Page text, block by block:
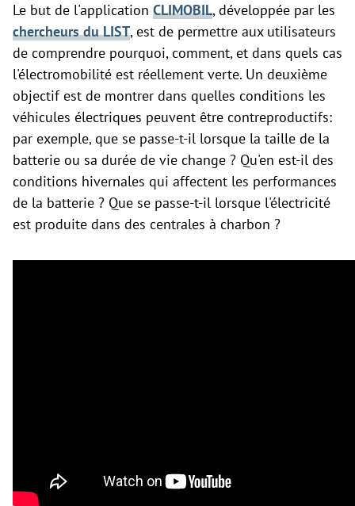
Le but de l'application CLIMOBIL, développée par les
chercheurs du LIST, est de permettre aux utilisateurs
de comprendre pourquoi, comment, et dans quels cas
l'électromobilité est réellement verte. Un deuxième
objectif est de montrer dans quelles conditions les
véhicules électriques peuvent être contreproductifs:
par exemple, que se passe-t-il lorsque la taille de la
batterie ou sa durée de vie change ? Qu'en est-il des
conditions hivernales qui affectent les performances
de la batterie ? Que se passe-t-il lorsque l'électricité
est produite dans des centrales à charbon ?